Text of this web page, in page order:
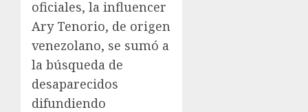
oficiales, la influencer
Ary Tenorio, de origen
venezolano, se sumó a
la búsqueda de
desaparecidos
difundiendo